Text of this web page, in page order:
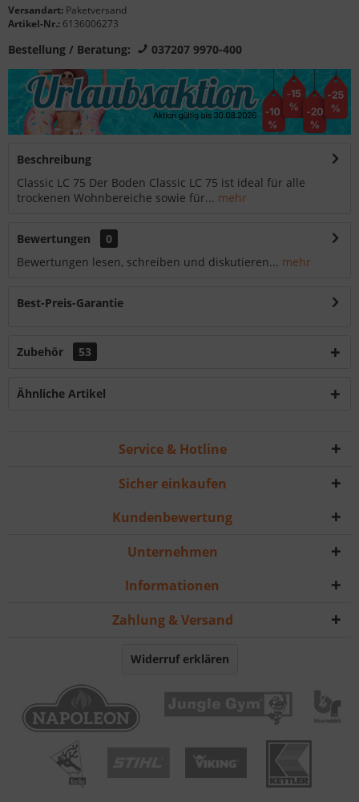
Versandart: Paketversand
Artikel-Nr.: 6136006273
Bestellung / Beratung: 037207 9970-400
Beschreibung
Classic LC 75 Der Boden Classic LC 75 ist ideal für alle
trockenen Wohnbereiche sowie für... mehr
Bewertungen
0
Bewertungen lesen, schreiben und diskutieren... mehr
Best-Preis-Garantie
Zubehör 53
Ähnliche Artikel
Service & Hotline
Sicher einkaufen
Kundenbewertung
Unternehmen
Informationen
Zahlung & Versand
Widerruf erklären